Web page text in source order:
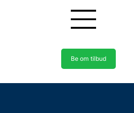
Be om tilbud